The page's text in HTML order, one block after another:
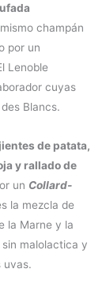
champán
por un
Lenoble
cuyas
Blancs.
de patata,
y rallado de
un Collard-
la mezcla de
la Marne y la
malolactica y
uvas.